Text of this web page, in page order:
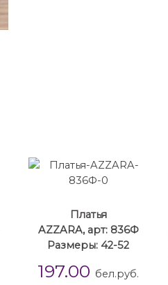
Платья
AZZARA, арт: 836Ф
Размеры: 42-52
197.00 бел.руб.